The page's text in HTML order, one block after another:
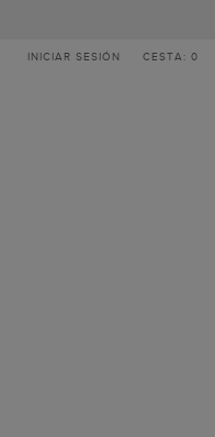
INICIAR SESIÓN CESTA: 0